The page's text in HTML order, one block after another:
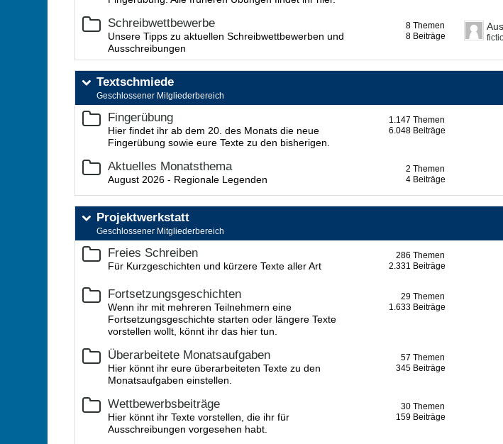
Schreibwettbewerbe
Unsere Tipps zu aktuellen Schreibwettbewerben und
Ausschreibungen
Themen
8
Beiträge
8
Textschmiede
Geschlossener Mitgliederbereich
Fingerübung
Hier findet ihr ab dem 20. des Monats die neue
Fingerübung sowie eure Texte zu den bisherigen.
Themen
1.147
Beiträge
6.048
Aktuelles Monatsthema
August 2026 - Regionale Legenden
Themen
2
Beiträge
4
Projektwerkstatt
Geschlossener Mitgliederbereich
Freies Schreiben
Für Kurzgeschichten und kürzere Texte aller Art
Themen
286
Beiträge
2.331
Fortsetzungsgeschichten
Wenn ihr mit mehreren Teilnehmern eine
Fortsetzungsgeschichte starten oder längere Texte
vorstellen wollt, könnt ihr das hier tun.
Themen
29
Beiträge
1.633
Überarbeitete Monatsaufgaben
Hier könnt ihr eure überarbeiteten Texte zu den
Monatsaufgaben einstellen.
Themen
57
Beiträge
345
Wettbewerbsbeiträge
Hier könnt ihr Texte vorstellen, die ihr für
Ausschreibungen vorgesehen habt.
Themen
30
Beiträge
159